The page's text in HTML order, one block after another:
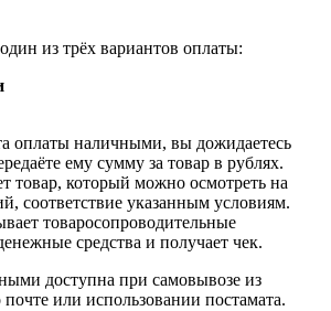
из трёх вариантов оплаты:
оплаты наличными, вы дожидаетесь
ему сумму за товар в рублях.
товар, который можно осмотреть на
соответствие указанным условиям.
товаросопроводительные
средства и получает чек.
доступна при самовывозе из
или использовании постамата.